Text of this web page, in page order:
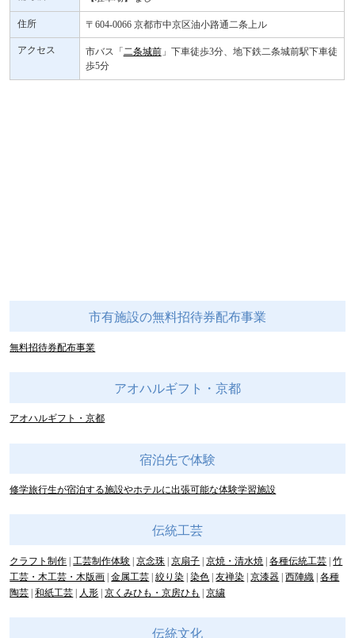
住所 〒604-0066 京都市中京区油小路通二条上ル
アクセス 市バス「 二条城前」下車徒歩3分、地下鉄二条城前駅下車徒
歩5分
市有施設の無料招待券配布事業
無料招待券配布事業
アオハルギフト・京都
アオハルギフト・京都
宿泊先で体験
修学旅行生が宿泊する施設やホテルに出張可能な体験学習施設
伝統工芸
クラフト制作 工芸制作体験 京念珠 京扇子 京焼・清水焼 各種伝統工芸 竹
工芸・木工芸・木版画 金属工芸 絞り染 染色 友禅染 京漆器 西陣織 各種
陶芸 和紙工芸 人形 京くみひも・京房ひも 京繍
伝統文化